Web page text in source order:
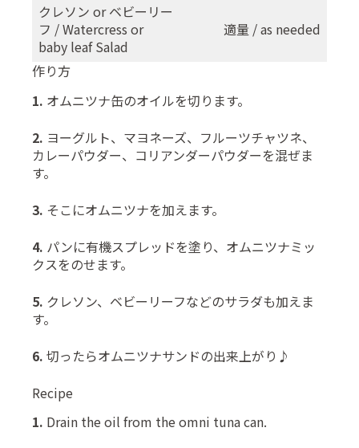
クレソン or ベビーリー
フ / Watercress or
baby leaf Salad
適量 / as needed
作り方
1. オムニツナ缶のオイルを切ります。
2. ヨーグルト、マヨネーズ、フルーツチャツネ、
カレーパウダー、コリアンダーパウダーを混ぜま
す。
3. そこにオムニツナを加えます。
4. パンに有機スプレッドを塗り、オムニツナミッ
クスをのせます。
5. クレソン、ベビーリーフなどのサラダも加えま
す。
6. 切ったらオムニツナサンドの出来上がり♪
Recipe
1. Drain the oil from the omni tuna can.